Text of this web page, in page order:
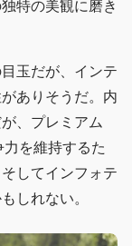
特の美観に磨き
玉だが、インテ
ありそうだ。内
、プレミアム
を維持するた
してインフォテ
しれない。